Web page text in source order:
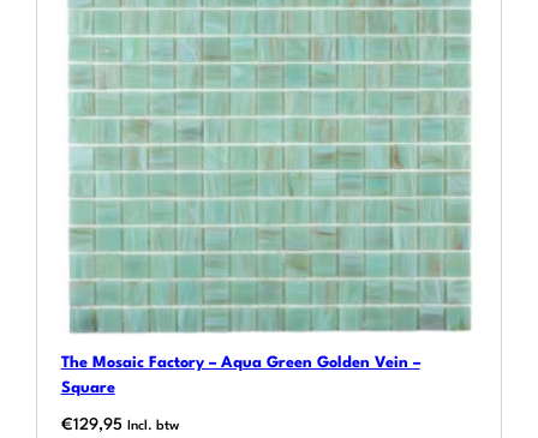
The Mosaic Factory – Aqua Green Golden Vein –
Square
€129,95 Incl. btw